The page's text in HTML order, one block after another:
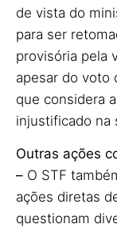
de vista do
para ser
provisória pela
apesar do voto
que considera
injustificado na
Outras ações
– O STF
ações diretas
questionam